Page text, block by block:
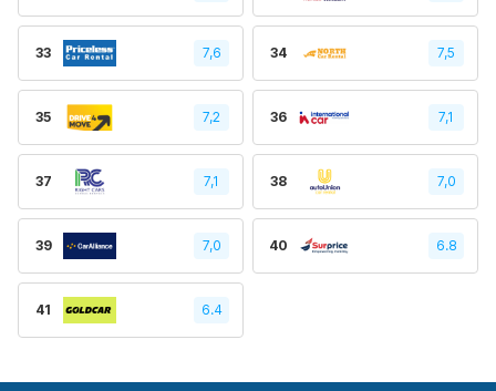
33 7,6 34 7,5
35 7,2 36 7,1
37 7,1 38 7,0
39 7,0 40 6.8
41 6.4